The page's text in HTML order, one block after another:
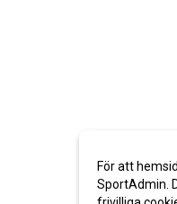
För att
SportAdmin.